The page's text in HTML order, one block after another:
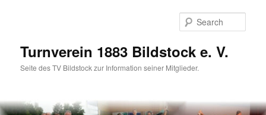
Turnverein 1883 Bildstock e. V.
Seite des TV Bildstock zur Information seiner Mitglieder.